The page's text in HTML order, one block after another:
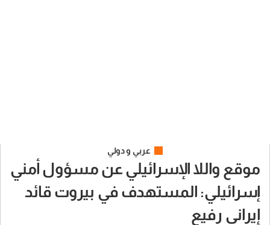
عربي و دولي
موقع واللا الإسرائيلي عن مسؤول أمني
إسرائيلي: المستهدف في بيروت قائد
إيراني رفيع